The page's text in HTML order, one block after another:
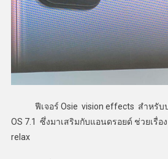
ฟีเจอร์ Osie vision effects สำหรับป
OS 7.1 ซึ่งมาเสริมกับแอนดรอยด์ ช่วยเรื่
relax